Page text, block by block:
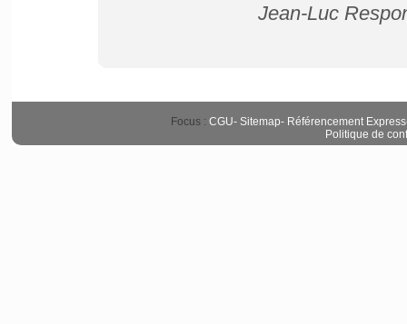
Jean-Luc
Focus : CGU- Sitemap- Référencement Express
Politique de